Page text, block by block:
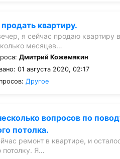
квартиру.
я сейчас продаю квартиру
месяцев…
Дмитрий Кожемякин
01 августа 2020, 02:17
Другое
вопросов по
потолка.
ремонт в квартире, и
потолку. Я…